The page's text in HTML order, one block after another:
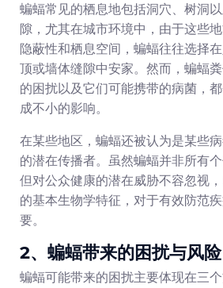
蝙蝠常见的栖息地包括洞穴、树洞
隙，尤其在城市环境中，由于这些
隐蔽性和栖息空间，蝙蝠往往选择
顶或墙体缝隙中安家。然而，蝙蝠
的困扰以及它们可能携带的病菌，
成不小的影响。
在某些地区，蝙蝠还被认为是某些病
的潜在传播者。虽然蝙蝠并非所有
但对公众健康的潜在威胁不容忽视
的基本生物学特征，对于有效防范
要。
2、蝙蝠带来的困扰与风险
蝙蝠可能带来的困扰主要体现在三